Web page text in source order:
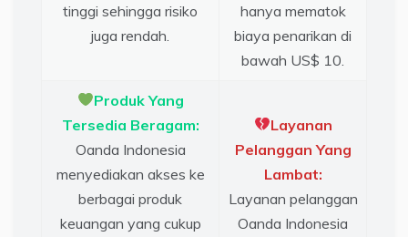
tinggi sehingga risiko
juga rendah.
hanya mematok
biaya penarikan di
bawah US$ 10.
Produk Yang
Tersedia Beragam:
Oanda Indonesia
menyediakan akses ke
berbagai produk
keuangan yang cukup
Layanan
Pelanggan Yang
Lambat:
Layanan pelanggan
Oanda Indonesia